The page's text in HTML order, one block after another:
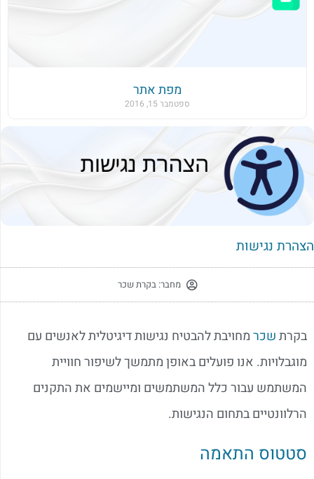
מפת אתר
ספטמבר 15, 2016
נגישות
מחבר:בקרת שכר
בקרתשכרמחויבת להבטיח נגישות דיגיטלית לאנשים עם
מוגבלויות. אנו פועלים באופן מתמשך לשיפור חוויית
המשתמש עבור כלל המשתמשים ומיישמים את התקנים
הרלוונטיים בתחום הנגישות.
סטטוס התאמה